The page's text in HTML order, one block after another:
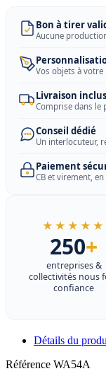
Bon à tirer
Aucune
Vos objets à votre
Livraison
Comprise dans le
Conseil dédié
Un interlocuteur,
Paiement
CB et virement,
★★★★★
250+
entreprises &
collectivités nous
confiance
Détails du
Référence WA54A